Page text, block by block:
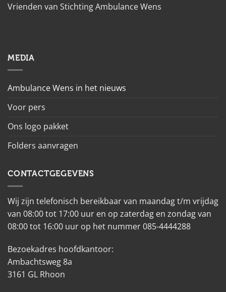
Vrienden van Stichting Ambulance Wens
MEDIA
Ambulance Wens in het nieuws
Voor pers
Ons logo pakket
Folders aanvragen
CONTACTGEGEVENS
Wij zijn telefonisch bereikbaar van maandag t/m vrijdag
van 08:00 tot 17:00 uur en op zaterdag en zondag van
08:00 tot 16:00 uur op het nummer 085-4444288
Bezoekadres hoofdkantoor:
Ambachtsweg 8a
3161 GL Rhoon